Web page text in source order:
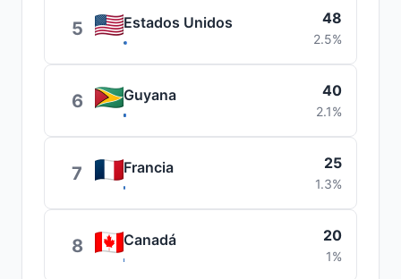
5 Estados Unidos 48
2.5%
6 Guyana 40
2.1%
7 Francia 25
1.3%
8 Canadá 20
1%